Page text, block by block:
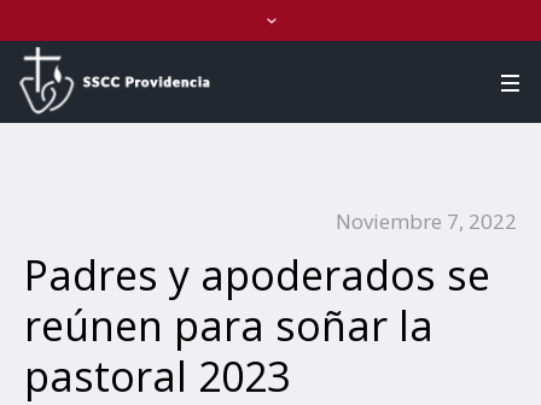
Noviembre 7, 2022
Padres y apoderados se
reúnen para soñar la
pastoral 2023